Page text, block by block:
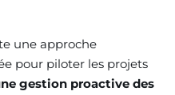
une approche
pour piloter les projets
gestion proactive des